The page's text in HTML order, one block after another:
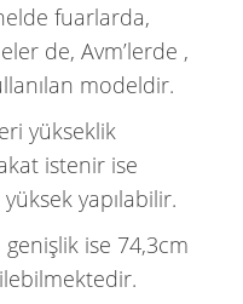
fuarlarda,
de, Avm’lerde ,
modeldir.
yükseklik
istenir ise
yapılabilir.
ise 74,3cm